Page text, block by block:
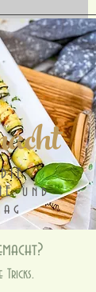
und
Tricks.